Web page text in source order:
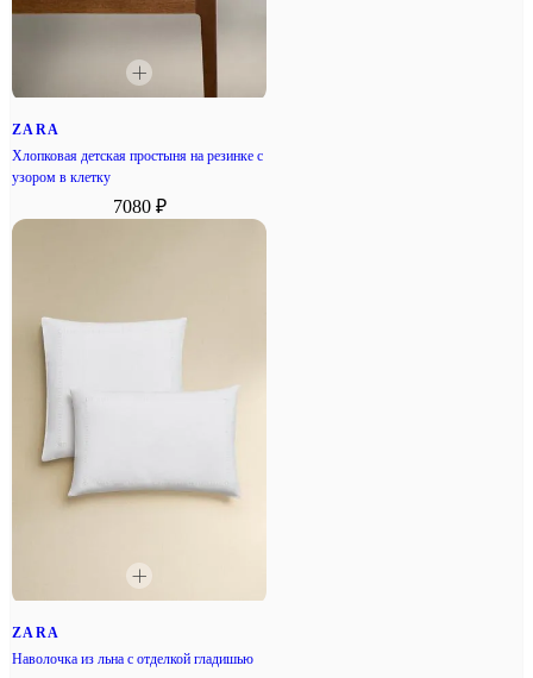
ZARA
Хлопковая детская простыня на резинке с
узором в клетку
7080 ₽
ZARA
Наволочка из льна с отделкой гладишью